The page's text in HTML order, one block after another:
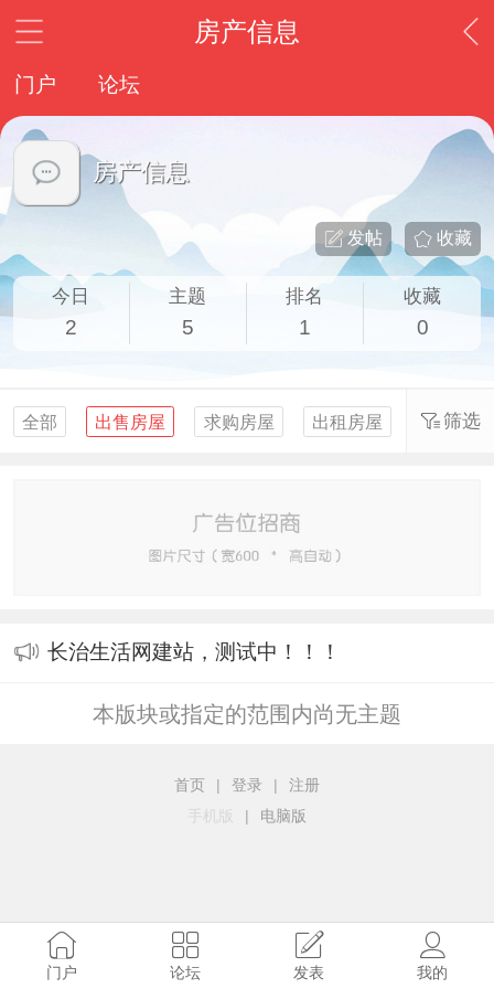
房产信息
门户 论坛
房产信息
收藏
发帖
今日
2
主题
5
排名
1
收藏
0
全部 出售房屋 求购房屋 出租房屋 求租房屋
筛选
长治生活网建站，测试中！！！
本版块或指定的范围内尚无主题
首页 | 登录 |
注册
手机版
| 电脑版
门户 论坛 发表 我的